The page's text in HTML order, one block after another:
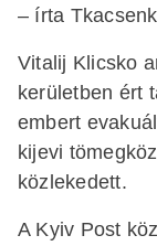
– írta
Vitalij Klicsko
kerületben ért
embert
kijevi
közlekedett.
A Kyiv Post